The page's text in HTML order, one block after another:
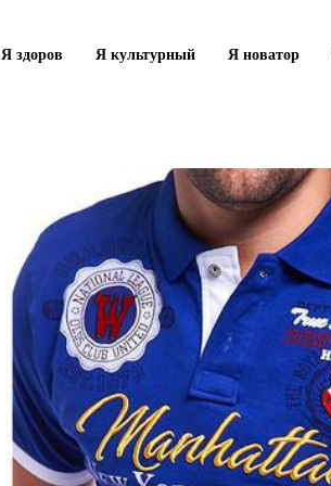
Я здоров Я культурный Я новатор